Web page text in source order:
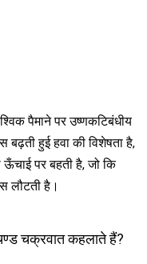
पैमाने पर उष्णकटिबंधीय
हुई हवा की विशेषता है,
पर बहती है, जो कि
लौटती है।
चक्रवात कहलाते हैं?